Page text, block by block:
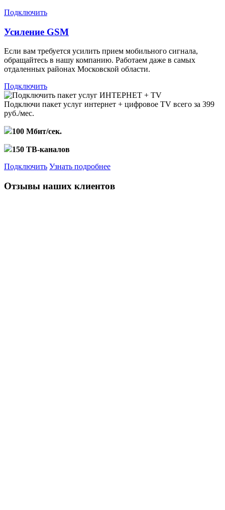
Подключить
Усиление GSM
Если вам требуется усилить прием мобильного сигнала,
обращайтесь в нашу компанию. Работаем даже в самых
отдаленных районах Московской области.
Подключить
Подключи пакет услуг интернет + цифровое TV всего за 399
руб./мес.
100 Мбит/сек.
150 ТВ-каналов
Подключить Узнать подробнее
Отзывы наших клиентов